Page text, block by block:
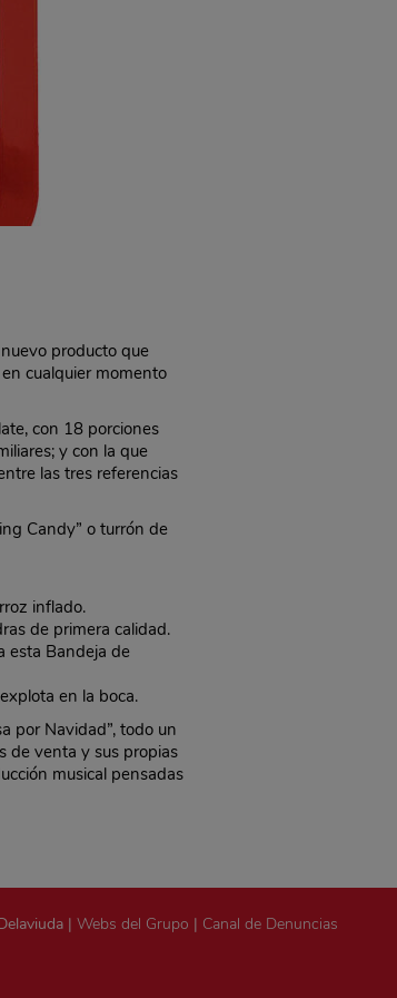
producto que
cualquier momento
con 18 porciones
y con la que
las tres referencias
Candy” o turrón de
inflado.
de primera calidad.
esta Bandeja de
en la boca.
por Navidad”, todo un
de venta y sus propias
musical pensadas
| Webs del Grupo | Canal de Denuncias